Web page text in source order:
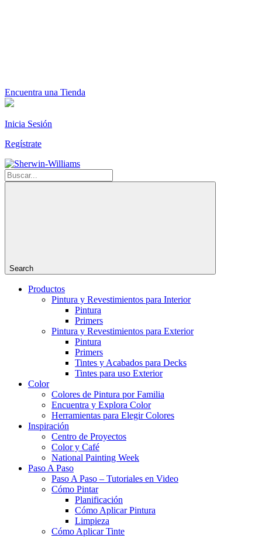
Encuentra una Tienda
Inicia Sesión
Regístrate
Search
Productos
Pintura y Revestimientos para Interior
Pintura
Primers
Pintura y Revestimientos para Exterior
Pintura
Primers
Tintes y Acabados para Decks
Tintes para uso Exterior
Color
Colores de Pintura por Familia
Encuentra y Explora Color
Herramientas para Elegir Colores
Inspiración
Centro de Proyectos
Color y Café
National Painting Week
Paso A Paso
Paso A Paso – Tutoriales en Video
Cómo Pintar
Planificación
Cómo Aplicar Pintura
Limpieza
Cómo Aplicar Tinte